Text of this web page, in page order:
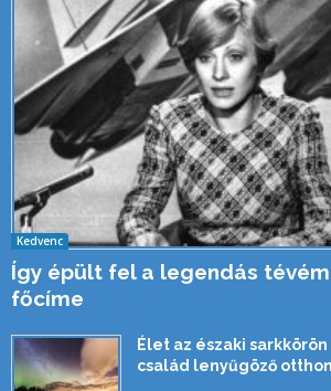
Kedvenc
Így épült fel a legendás
főcíme
Élet az északi
család lenyűgöző